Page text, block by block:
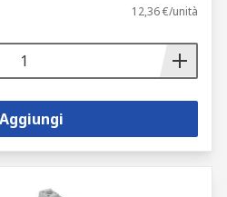
12,36 €/unità